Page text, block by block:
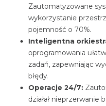
Zautomatyzowane
wykorzystanie
pojemność o 70%.
Inteligentna
oprogramowania
zadań, zapewniając
błędy.
Operacje 24/7:
działał nieprzerwanie